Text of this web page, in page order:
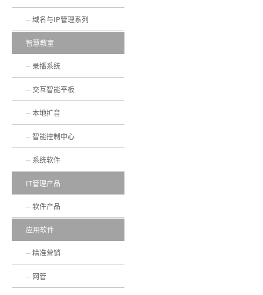
域名与IP管理系列
智慧教室
录播系统
交互智能平板
本地扩音
智能控制中心
系统软件
IT管理产品
软件产品
应用软件
精准营销
网管